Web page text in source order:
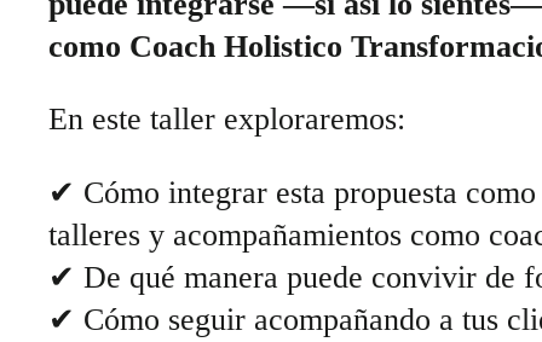
como Coach Holistico
En este taller exploraremos:
✔ Cómo integrar esta propuesta
talleres y acompañamientos como
✔ De qué manera puede convivir de
✔ Cómo seguir acompañando a tus